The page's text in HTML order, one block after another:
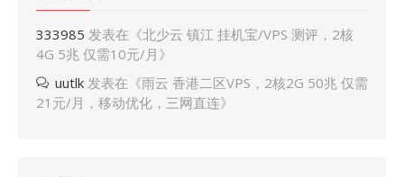
333985 发表在《北少云 镇江 挂机宝/VPS 测评，2核
4G 5兆 仅需10元/月 》
uutlk 发表在《雨云 香港二区VPS，2核2G 50兆 仅需
21元/月，移动优化，三网直连》